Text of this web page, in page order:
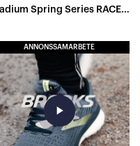
Spring Series RACE
ANNONSSAMARBETE
play_arrow